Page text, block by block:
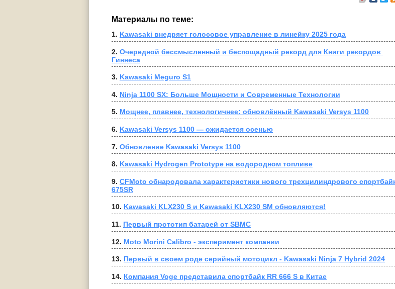
Материалы по теме:
1. Kawasaki внедряет голосовое управление в линейку 2025 года
2. Очередной бессмысленный и беспощадный рекорд для Книги рекордов
Гиннеса
3. Kawasaki Meguro S1
4. Ninja 1100 SX: Больше Мощности и Современные Технологии
5. Мощнее, плавнее, технологичнее: обновлённый Kawasaki Versys 1100
6. Kawasaki Versys 1100 — ожидается осенью
7. Обновление Kawasaki Versys 1100
8. Kawasaki Hydrogen Prototype на водородном топливе
9. CFMoto обнародовала характеристики нового трехцилиндрового
675SR
10. Kawasaki KLX230 S и Kawasaki KLX230 SM обновляются!
11. Первый прототип батарей от SBMC
12. Moto Morini Calibro - эксперимент компании
13. Первый в своем роде серийный мотоцикл - Kawasaki Ninja 7 Hybrid 2024
14. Компания Voge представила спортбайк RR 666 S в Китае